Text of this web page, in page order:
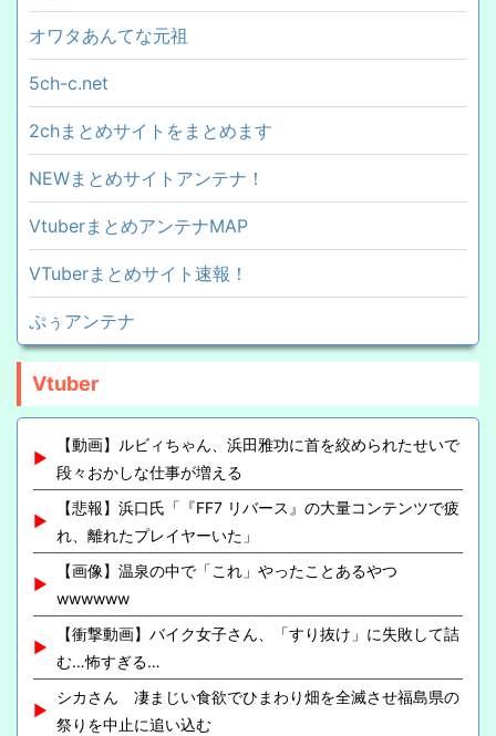
オワタあんてな元祖
5ch-c.net
2chまとめサイトをまとめます
NEWまとめサイトアンテナ！
VtuberまとめアンテナMAP
VTuberまとめサイト速報！
ぷぅアンテナ
Vtuber
【動画】ルビィちゃん、浜田雅功に首を絞められたせいで
段々おかしな仕事が増える
【悲報】浜口氏「『FF7 リバース』の大量コンテンツで疲
れ、離れたプレイヤーいた」
【画像】温泉の中で「これ」やったことあるやつ
wwwwww
【衝撃動画】バイク女子さん、「すり抜け」に失敗して詰
む…怖すぎる…
シカさん 凄まじい食欲でひまわり畑を全滅させ福島県の
祭りを中止に追い込む